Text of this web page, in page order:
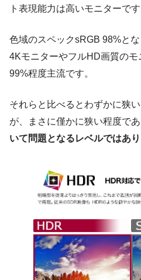
ト表現能力は高いモニターです
色域のスペックsRGB 98%と
4KモニターやフルHD画質の
99%程度主流です。
それらと比べるとわずかに狭
が、まさに僅かに狭い程度であ
いて問題となるレベルではあ